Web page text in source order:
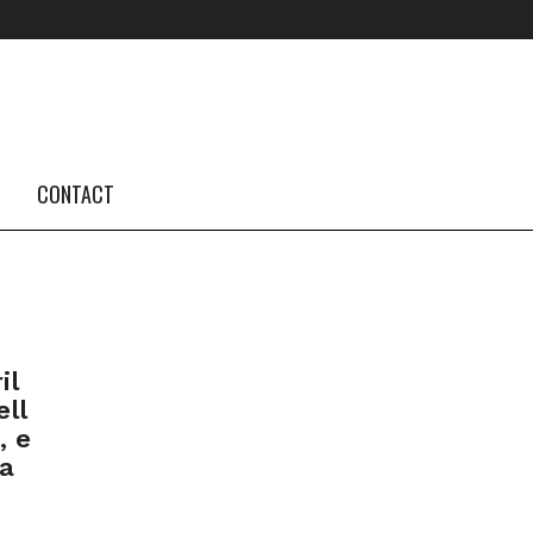
CONTACT
e
FOLLOW US #TBA
INSTAGRAM FEED